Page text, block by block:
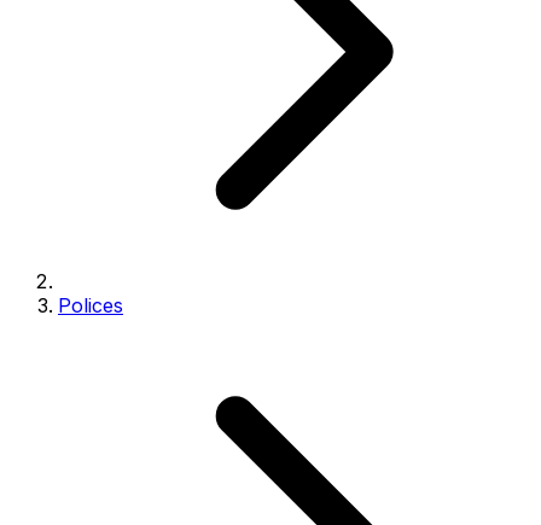
Polices